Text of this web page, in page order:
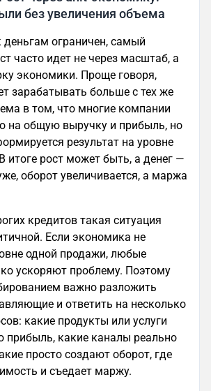
без увеличения объема
деньгам ограничен, самый
часто идет не через масштаб, а
экономики. Проще говоря,
зарабатывать больше с тех же
в том, что многие компании
на общую выручку и прибыль, но
результат на уровне
итоге рост может быть, а денег —
оборот увеличивается, а маржа
кредитов такая ситуация
Если экономика не
одной продажи, любые
ускоряют проблему. Поэтому
важно разложить
и ответить на несколько
какие продукты или услуги
прибыль, какие каналы реально
просто создают оборот, где
и съедает маржу.